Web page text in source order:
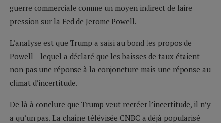
guerre commerciale comme un moyen indirect de faire
pression sur la Fed de Jerome Powell.
L’analyse est que Trump a saisi au bond les propos de
Powell – lequel a déclaré que les baisses de taux étaient
non pas une réponse à la conjoncture mais une réponse au
climat d’incertitude.
De là à conclure que Trump veut recréer l’incertitude, il n’y
a qu’un pas. La chaîne télévisée CNBC a déjà popularisé